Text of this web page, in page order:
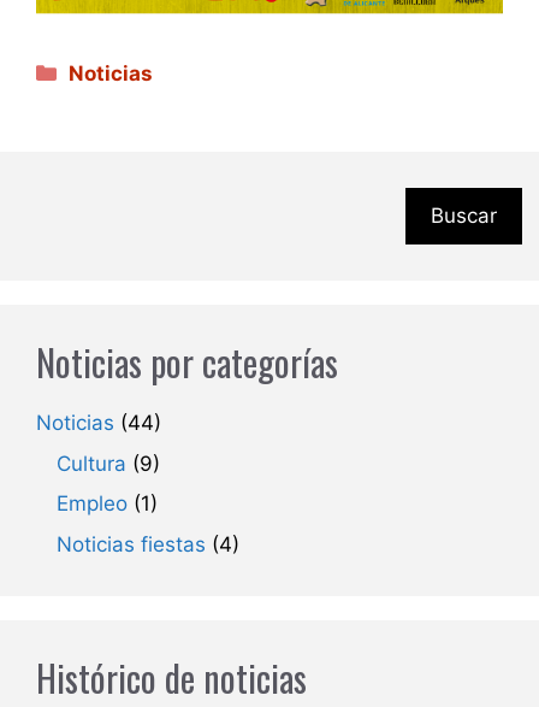
Categorías
Noticias
Buscar
Noticias por categorías
Noticias (44)
Cultura (9)
Empleo (1)
Noticias fiestas (4)
Histórico de noticias